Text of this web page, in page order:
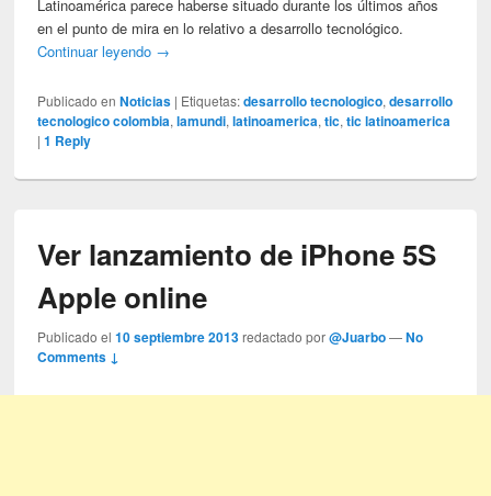
Latinoamérica parece haberse situado durante los últimos años
en el punto de mira en lo relativo a desarrollo tecnológico.
Continuar leyendo →
Publicado en Noticias | Etiquetas: desarrollo tecnologico,desarrollo
tecnologico colombia,lamundi,latinoamerica,tic,tic latinoamerica
|1 Reply
Ver lanzamiento de iPhone 5S
Apple online
Publicado el10 septiembre 2013 redactado por@Juarbo —No
Comments ↓